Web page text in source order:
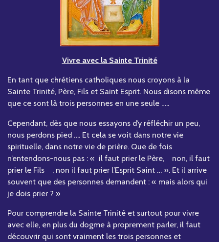
Vivre avec la Sainte Trinité
En tant que chrétiens catholiques nous croyons à la
Sainte Trinité, Père, Fils et Saint Esprit. Nous disons même
que ce sont là trois personnes en une seule …..
Cependant, dès que nous essayons d’y réfléchir un peu,
nous perdons pied …. Et cela se voit dans notre vie
spirituelle, dans notre vie de prière. Que de fois
n’entendons-nous pas : « il faut prier le Père, non, il faut
prier le Fils , non il faut prier l’Esprit Saint … ». Et il arrive
souvent que des personnes demandent : « mais alors qui
je dois prier ? »
Pour comprendre la Sainte Trinité et surtout pour vivre
avec elle, en plus du dogme à proprement parler, il faut
découvrir qui sont vraiment les trois personnes et